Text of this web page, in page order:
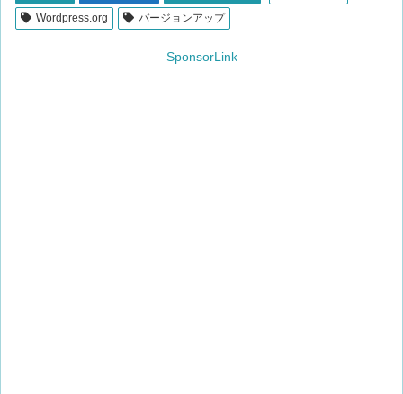
Wordpress.org
バージョンアップ
SponsorLink